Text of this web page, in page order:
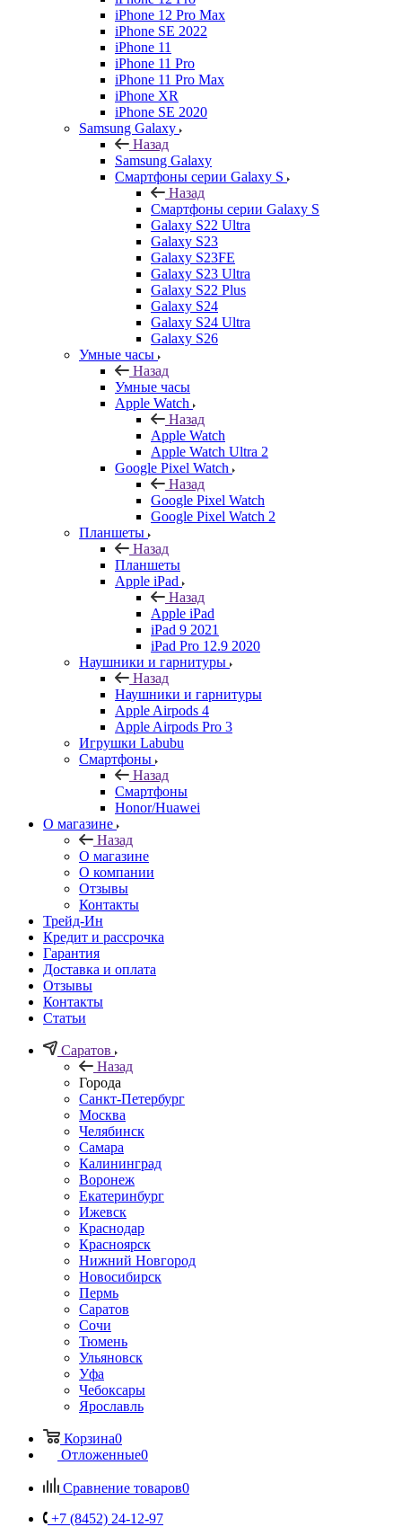
iPhone 12 Pro Max
iPhone SE 2022
iPhone 11
iPhone 11 Pro
iPhone 11 Pro Max
iPhone XR
iPhone SE 2020
Samsung Galaxy
Назад
Samsung Galaxy
Смартфоны серии Galaxy S
Назад
Смартфоны серии Galaxy S
Galaxy S22 Ultra
Galaxy S23
Galaxy S23FE
Galaxy S23 Ultra
Galaxy S22 Plus
Galaxy S24
Galaxy S24 Ultra
Galaxy S26
Умные часы
Назад
Умные часы
Apple Watch
Назад
Apple Watch
Apple Watch Ultra 2
Google Pixel Watch
Назад
Google Pixel Watch
Google Pixel Watch 2
Планшеты
Назад
Планшеты
Apple iPad
Назад
Apple iPad
iPad 9 2021
iPad Pro 12.9 2020
Наушники и гарнитуры
Назад
Наушники и гарнитуры
Apple Airpods 4
Apple Airpods Pro 3
Игрушки Labubu
Смартфоны
Назад
Смартфоны
Honor/Huawei
О магазине
Назад
О магазине
О компании
Отзывы
Контакты
Трейд-Ин
Кредит и рассрочка
Гарантия
Доставка и оплата
Отзывы
Контакты
Статьи
Саратов
Назад
Города
Санкт-Петербург
Москва
Челябинск
Самара
Калининград
Воронеж
Екатеринбург
Ижевск
Краснодар
Красноярск
Нижний Новгород
Новосибирск
Пермь
Саратов
Сочи
Тюмень
Ульяновск
Уфа
Чебоксары
Ярославль
Корзина0
Отложенные0
Сравнение товаров0
+7 (8452) 24-12-97